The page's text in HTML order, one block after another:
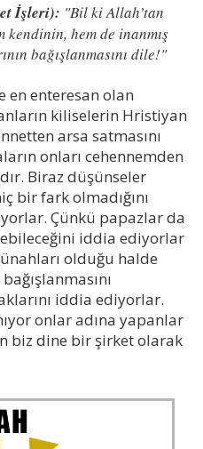
İşleri): "Bil ki Allah’tan
hem de inanmış
bağışlanmasını dile!"
en enteresan olan
kiliselerin Hristiyan
arsa satmasını
onları cehennemden
Biraz düşünseler
bir fark olmadığını
Çünkü papazlar da
iddia ediyorlar
olduğu halde
iddia ediyorlar.
onlar adına yapanlar
biz dine bir şirket olarak